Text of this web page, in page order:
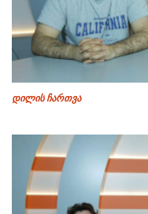
დილის ჩართვა